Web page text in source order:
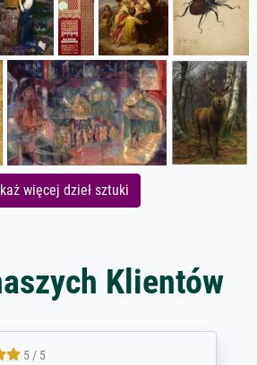
więcej dzieł sztuki
Klientów
5 / 5